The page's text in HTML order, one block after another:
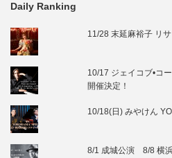
Daily Ranking
11/28 末延麻裕子 リ
10/17 ジェイコブ•コ
開催決定！
10/18(日) みやけん
8/1 成城公演 8/8 横